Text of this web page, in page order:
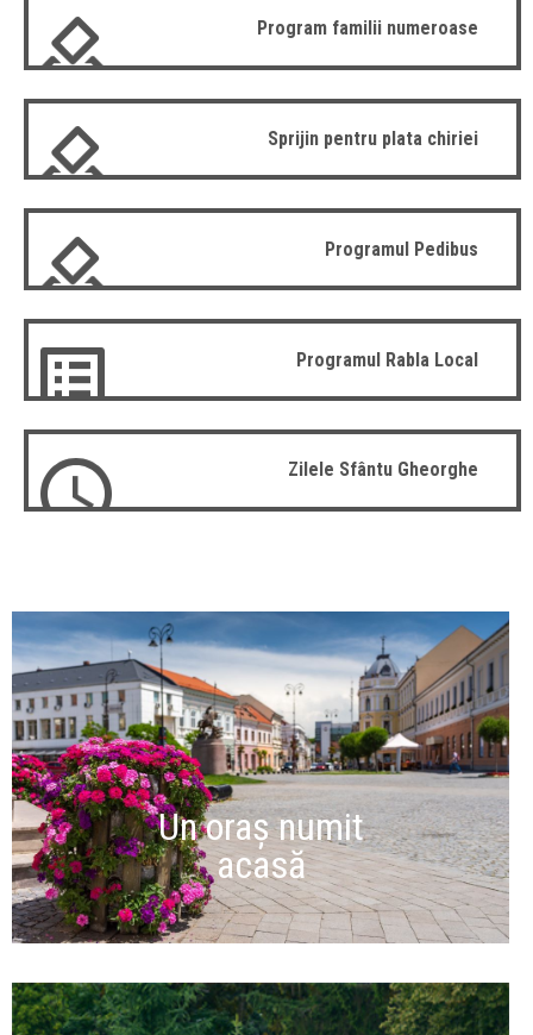
Program familii numeroase
Sprijin pentru plata chiriei
Programul Pedibus
Programul Rabla Local
Zilele Sfântu Gheorghe
Un oraș numit
acasă